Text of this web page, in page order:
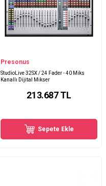
Presonus
StudioLive 32SX / 24 Fader - 40 Miks
Kanallı Dijital Mikser
213.687TL
Sepete Ekle